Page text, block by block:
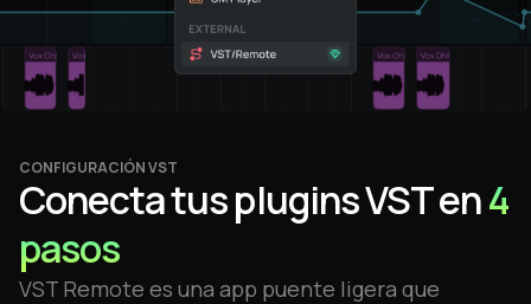
CONFIGURACIÓN VST
Conecta tus plugins VST en4
pasos
VST Remote es una app puente ligera que